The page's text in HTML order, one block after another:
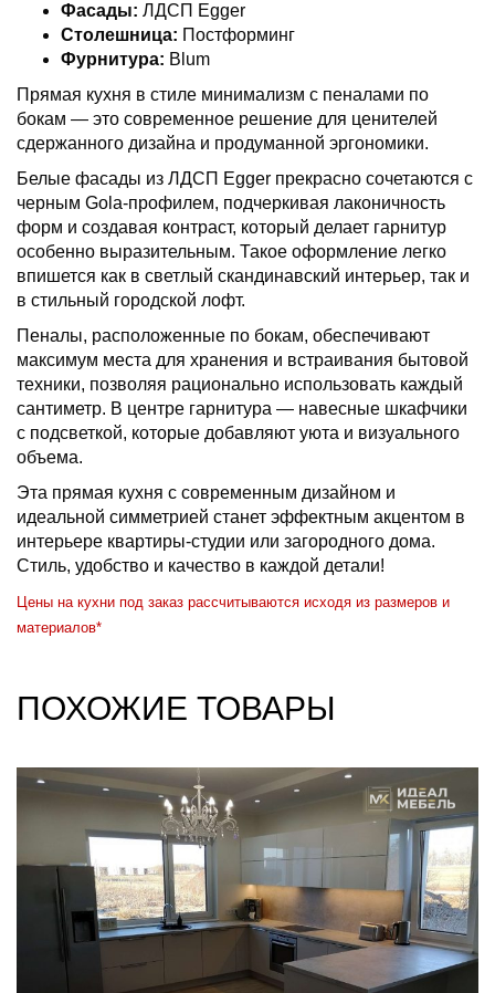
Фасады: ЛДСП Egger
Столешница: Постформинг
Фурнитура: Blum
Прямая кухня в стиле минимализм с пеналами по
бокам — это современное решение для ценителей
сдержанного дизайна и продуманной эргономики.
Белые фасады из ЛДСП Egger прекрасно сочетаются с
черным Gola-профилем, подчеркивая лаконичность
форм и создавая контраст, который делает гарнитур
особенно выразительным. Такое оформление легко
впишется как в светлый скандинавский интерьер, так и
в стильный городской лофт.
Пеналы, расположенные по бокам, обеспечивают
максимум места для хранения и встраивания бытовой
техники, позволяя рационально использовать каждый
сантиметр. В центре гарнитура — навесные шкафчики
с подсветкой, которые добавляют уюта и визуального
объема.
Эта прямая кухня с современным дизайном и
идеальной симметрией станет эффектным акцентом в
интерьере квартиры-студии или загородного дома.
Стиль, удобство и качество в каждой детали!
Цены на кухни под заказ рассчитываются исходя из размеров и
материалов*
ПОХОЖИЕ ТОВАРЫ